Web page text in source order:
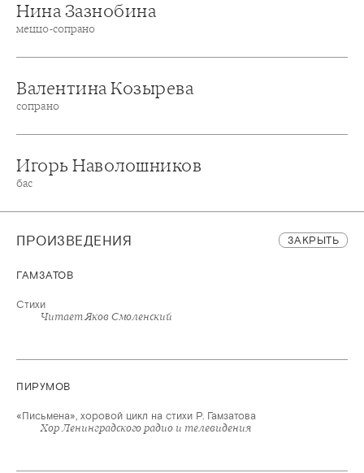
Нина Зазнобина
меццо-сопрано
Валентина Козырева
сопрано
Игорь Наволошников
бас
ПРОИЗВЕДЕНИЯ ЗАКРЫТЬ
ГАМЗАТОВ
Стихи
Читает Яков Смоленский
ПИРУМОВ
«Письмена», хоровой цикл на стихи Р. Гамзатова
Хор Ленинградского радио и телевидения